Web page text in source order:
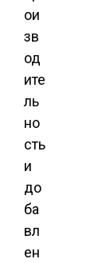
ои
зв
од
ите
ль
но
сть
и
до
ба
вл
ен